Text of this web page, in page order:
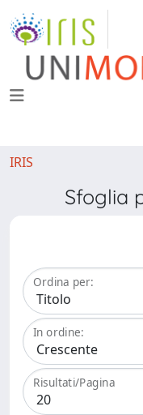
IRIS
Sfoglia
Ordina per:
In ordine:
Risultati/Pagina